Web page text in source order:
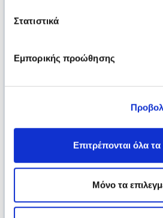
Στατιστικά
Εμπορικής προώθησης
Επιτρέπονται όλα
Μόνο τα